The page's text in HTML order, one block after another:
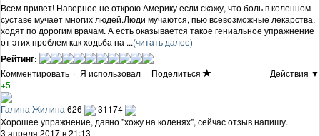
Всем привет! Наверное не открою Америку если скажу, что боль в коленном
суставе мучает многих людей.Люди мучаются, пью всевозможные лекарства,
ходят по дорогим врачам. А есть оказывается такое гениальное упражнение
от этих проблем как ходьба на ...(читать далее)
Рейтинг:
Комментировать · Я использовал · Поделиться
Действия ▼
+5
Галина Жилина 626
31174
Хорошее упражнение, давно "хожу на коленях", сейчас отзыв напишу.
3 апреля 2017 в 21:13